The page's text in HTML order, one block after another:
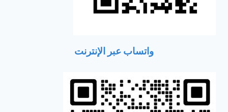
واتساب عبر الإنترنت